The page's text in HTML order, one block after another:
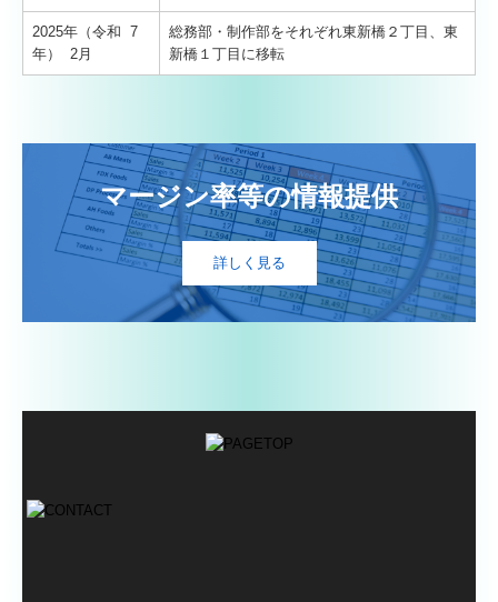
2025年（令和 7
年） 2月
総務部・制作部をそれぞれ東新橋２丁目、東
新橋１丁目に移転
マージン率等の情報提供
詳しく見る